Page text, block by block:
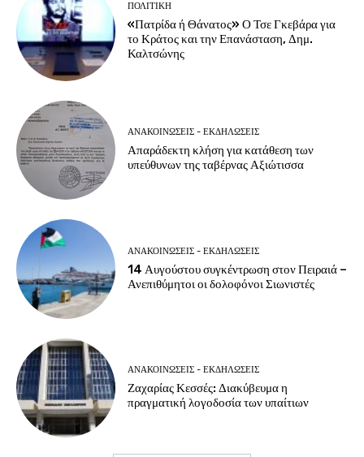
ΠΟΛΙΤΙΚΗ
«Πατρίδα ή Θάνατος» Ο Τσε Γκεβάρα για
το Κράτος και την Επανάσταση, Δημ.
Καλτσώνης
ΑΝΑΚΟΙΝΩΣΕΙΣ - ΕΚΔΗΛΩΣΕΙΣ
Απαράδεκτη κλήση για κατάθεση των
υπεύθυνων της ταβέρνας Αξιώτισσα
ΑΝΑΚΟΙΝΩΣΕΙΣ - ΕΚΔΗΛΩΣΕΙΣ
14 Αυγούστου συγκέντρωση στον Πειραιά –
Ανεπιθύμητοι οι δολοφόνοι Σιωνιστές
ΑΝΑΚΟΙΝΩΣΕΙΣ - ΕΚΔΗΛΩΣΕΙΣ
Ζαχαρίας Κεσσές: Διακύβευμα η
πραγματική λογοδοσία των υπαίτιων